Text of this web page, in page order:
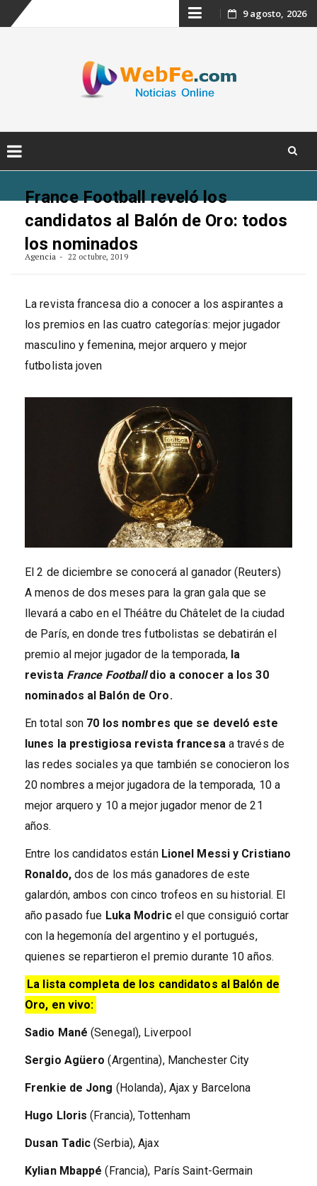
Skip
content
9 agosto, 2026
France Football reveló los
candidatos al Balón de Oro: todos
los nominados
Agencia 22 octubre, 2019
La revista francesa dio a conocer a los aspirantes a
los premios en las cuatro categorías: mejor jugador
masculino y femenina, mejor arquero y mejor
futbolista joven
El 2 de diciembre se conocerá al ganador (Reuters)
A menos de dos meses para la gran gala que se
llevará a cabo en el Théâtre du Châtelet de la ciudad
de París, en donde tres futbolistas se debatirán el
premio al mejor jugador de la temporada, la
revista France Footballdio a conocer a los 30
nominados al Balón de Oro.
En total son 70 los nombres que se develó este
lunes la prestigiosa revista francesaa través de
las redes sociales ya que también se conocieron los
20 nombres a mejor jugadora de la temporada, 10 a
mejor arquero y 10 a mejor jugador menor de 21
años.
Entre los candidatos están Lionel Messi y Cristiano
Ronaldo, dos de los más ganadores de este
galardón, ambos con cinco trofeos en su historial. El
año pasado fue Luka Modric el que consiguió cortar
con la hegemonía del argentino y el portugués,
quienes se repartieron el premio durante 10 años.
La lista completa de los candidatos al Balón de
Oro, en vivo:
Sadio Mané(Senegal), Liverpool
Sergio Agüero(Argentina), Manchester City
Frenkie de Jong (Holanda), Ajax y Barcelona
Hugo Lloris(Francia), Tottenham
Dusan Tadic(Serbia), Ajax
Kylian Mbappé(Francia), París Saint-Germain